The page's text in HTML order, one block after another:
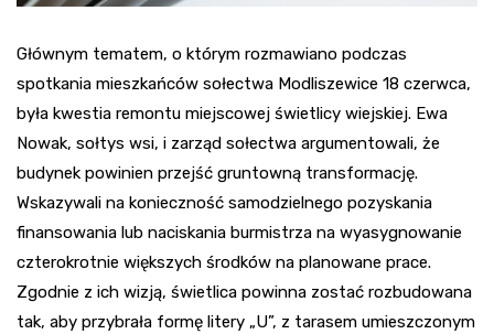
Głównym tematem, o którym rozmawiano podczas
spotkania mieszkańców sołectwa Modliszewice 18 czerwca,
była kwestia remontu miejscowej świetlicy wiejskiej. Ewa
Nowak, sołtys wsi, i zarząd sołectwa argumentowali, że
budynek powinien przejść gruntowną transformację.
Wskazywali na konieczność samodzielnego pozyskania
finansowania lub naciskania burmistrza na wyasygnowanie
czterokrotnie większych środków na planowane prace.
Zgodnie z ich wizją, świetlica powinna zostać rozbudowana
tak, aby przybrała formę litery „U”, z tarasem umieszczonym